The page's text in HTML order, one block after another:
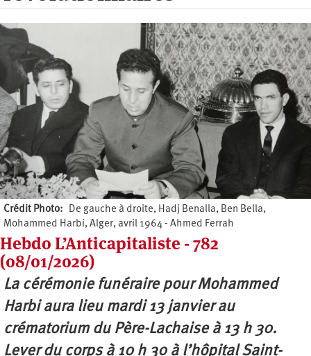
Crédit Photo
De gauche à droite, Hadj Benalla, Ben Bella,
Mohammed Harbi, Alger, avril 1964 - Ahmed Ferrah
Hebdo L’Anticapitaliste - 782
(08/01/2026)
La cérémonie funéraire pour Mohammed
Harbi aura lieu mardi 13 janvier au
crématorium du Père-Lachaise à 13 h 30.
Lever du corps à 10 h 30 à l’hôpital Saint-